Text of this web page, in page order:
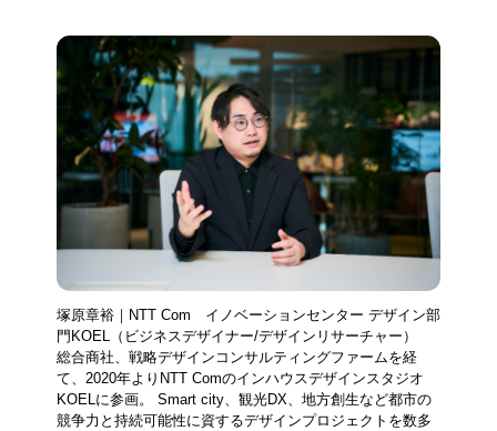
塚原章裕｜NTT Com イノベーションセンター デザイン部
門KOEL（ビジネスデザイナー/デザインリサーチャー）
総合商社、戦略デザインコンサルティングファームを経
て、2020年よりNTT Comのインハウスデザインスタジオ
KOELに参画。 Smart city、観光DX、地方創生など都市の
競争力と持続可能性に資するデザインプロジェクトを数多